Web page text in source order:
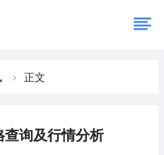
正文
询及行情分析